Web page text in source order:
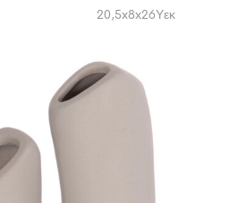
20,5x8x26Υεκ